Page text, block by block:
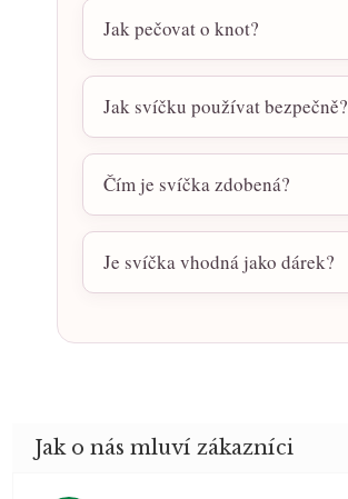
Jak pečovat o knot?
Jak svíčku používat bezpečně?
Čím je svíčka zdobená?
Je svíčka vhodná jako dárek?